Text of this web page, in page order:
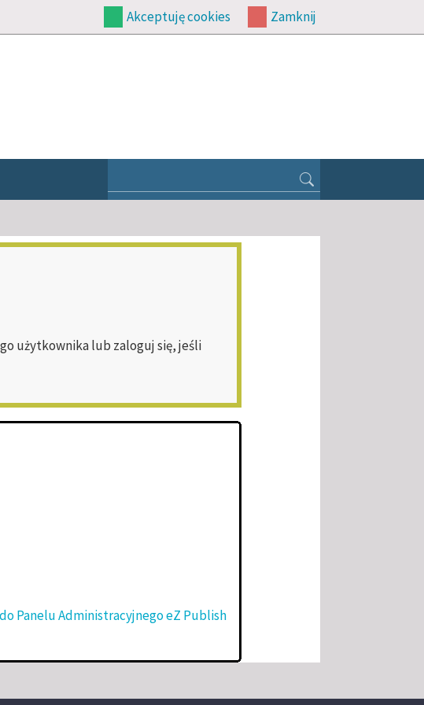
Akceptuję cookies Zamknij
użytkownika lub zaloguj się, jeśli
Panelu Administracyjnego eZ Publish